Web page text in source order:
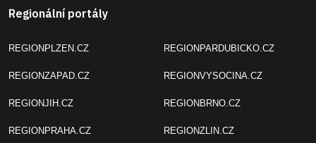
Regionální portály
REGIONPLZEN.CZ
REGIONZAPAD.CZ
REGIONJIH.CZ
REGIONPRAHA.CZ
REGIONPARDUBICKO.CZ
REGIONVYSOCINA.CZ
REGIONBRNO.CZ
REGIONZLIN.CZ